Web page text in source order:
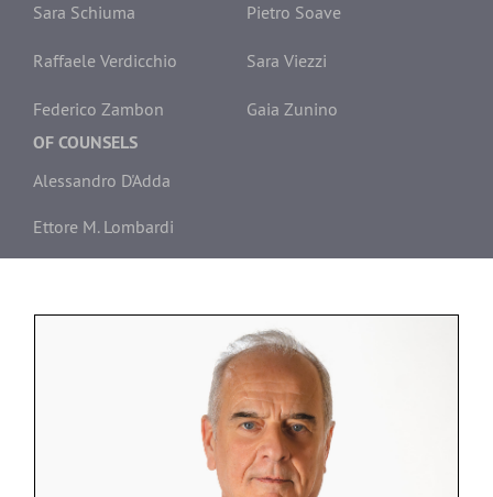
Sara Schiuma Pietro Soave
Raffaele Verdicchio Sara Viezzi
Federico Zambon Gaia Zunino
OF COUNSELS
Alessandro D'Adda
Ettore M. Lombardi